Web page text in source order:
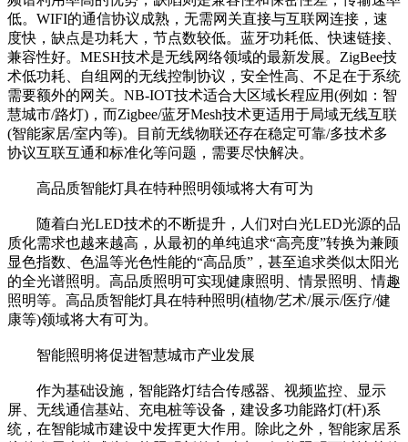
低。WIFI的通信协议成熟，无需网关直接与互联网连接，速
度快，缺点是功耗大，节点数较低。蓝牙功耗低、快速链接、
兼容性好。MESH技术是无线网络领域的最新发展。ZigBee技
术低功耗、自组网的无线控制协议，安全性高、不足在于系统
需要额外的网关。NB-IOT技术适合大区域长程应用(例如：智
慧城市/路灯)，而Zigbee/蓝牙Mesh技术更适用于局域无线互联
(智能家居/室内等)。目前无线物联还存在稳定可靠/多技术多
协议互联互通和标准化等问题，需要尽快解决。
高品质智能灯具在特种照明领域将大有可为
随着白光LED技术的不断提升，人们对白光LED光源的品
质化需求也越来越高，从最初的单纯追求“高亮度”转换为兼顾
显色指数、色温等光色性能的“高品质”，甚至追求类似太阳光
的全光谱照明。高品质照明可实现健康照明、情景照明、情趣
照明等。高品质智能灯具在特种照明(植物/艺术/展示/医疗/健
康等)领域将大有可为。
智能照明将促进智慧城市产业发展
作为基础设施，智能路灯结合传感器、视频监控、显示
屏、无线通信基站、充电桩等设备，建设多功能路灯(杆)系
统，在智能城市建设中发挥更大作用。除此之外，智能家居系